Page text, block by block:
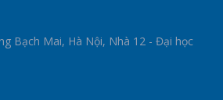
Bạch Mai, Hà Nội, Nhà 12 - Đại học